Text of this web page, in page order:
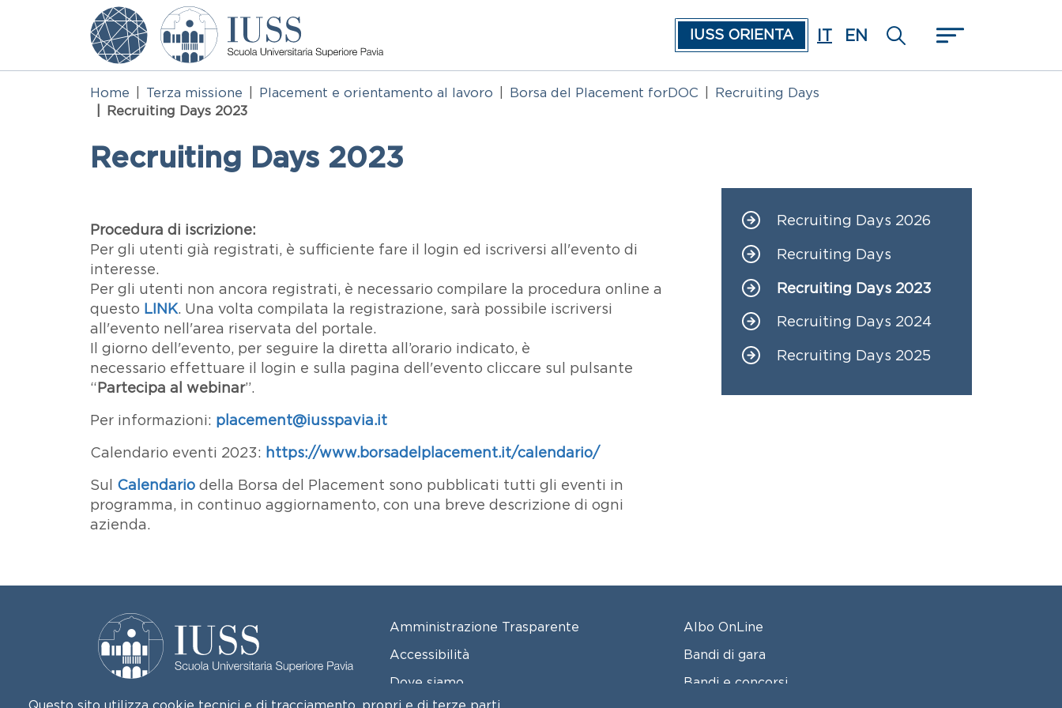
Salta al contenuto principale
IUSS ORIENTA
IT EN
Home Terza missione Placement e orientamento al lavoro Borsa del Placement forDOC
Recruiting Days
Recruiting Days 2023
Recruiting Days 2023
Procedura di iscrizione:
Per gli utenti già registrati, è sufficiente fare il login ed iscriversi all'evento di
interesse.
Per gli utenti non ancora registrati, è necessario compilare la procedura online a
questo LINK. Una volta compilata la registrazione, sarà possibile iscriversi
all'evento nell'area riservata del portale.
Il giorno dell'evento, per seguire la diretta all’orario indicato, è
necessario effettuare il login e sulla pagina dell'evento cliccare sul pulsante
“ Partecipa al webinar”.
Per informazioni: placement@iusspavia.it
Calendario eventi 2023: https://www.borsadelplacement.it/calendario/
Sul Calendario della Borsa del Placement sono pubblicati tutti gli eventi in
programma, in continuo aggiornamento, con una breve descrizione di ogni
azienda.
Navigazione principale
Recruiting Days 2026
Recruiting Days
Recruiting Days 2023
Recruiting Days 2024
Recruiting Days 2025
Questo sito utilizza cookie tecnici e di tracciamento, propri e di terze parti,
Palazzo del Broletto
FOOTER MENU
Amministrazione Trasparente
Accessibilità
Dove siamo
FOOTER 2
Albo OnLine
Bandi di gara
Bandi e concorsi